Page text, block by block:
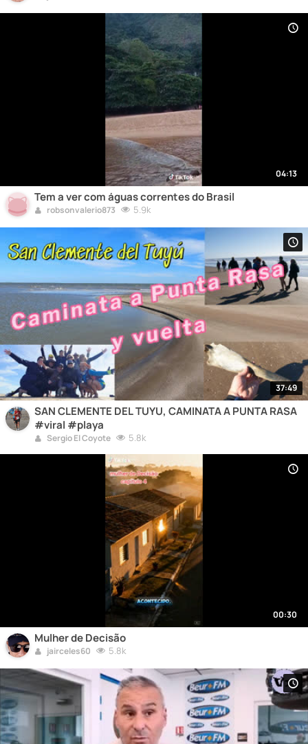
04:13
Tem a ver com águas correntes do Brasil
robsonvalerio873 5.9k
37:49
SAN CLEMENTE DEL TUYU, CAMINATA A PUNTA RASA
#viral #playa
Sergio El Coyote 5.8k
00:30
Mulher de Decisão
jairceles60 5.8k